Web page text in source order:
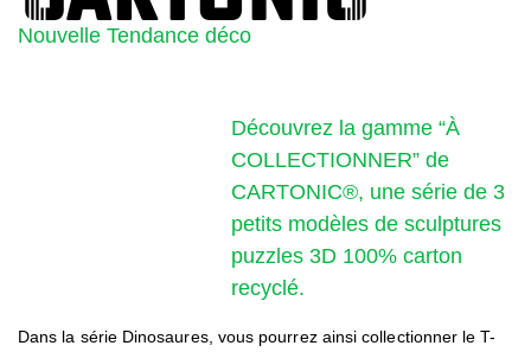
Nouvelle Tendance déco
Découvrez la gamme “À
COLLECTIONNER” de
CARTONIC®, une série de 3
petits modèles de sculptures
puzzles 3D 100% carton
recyclé.
Dans la série Dinosaures, vous pourrez ainsi collectionner le T-